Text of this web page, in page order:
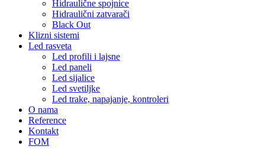
Hidraulične spojnice
Hidraulični zatvarači
Black Out
Klizni sistemi
Led rasveta
Led profili i lajsne
Led paneli
Led sijalice
Led svetiljke
Led trake, napajanje, kontroleri
O nama
Reference
Kontakt
FOM